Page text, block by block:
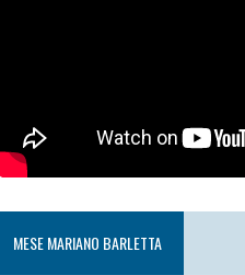
MESE MARIANO BARLETTA